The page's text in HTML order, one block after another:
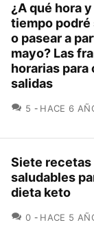
¿A qué hora
tiempo podré
o pasear a
mayo? Las
horarias para
salidas
5 HACE 6
Siete
saludables
dieta keto
0 HACE 5